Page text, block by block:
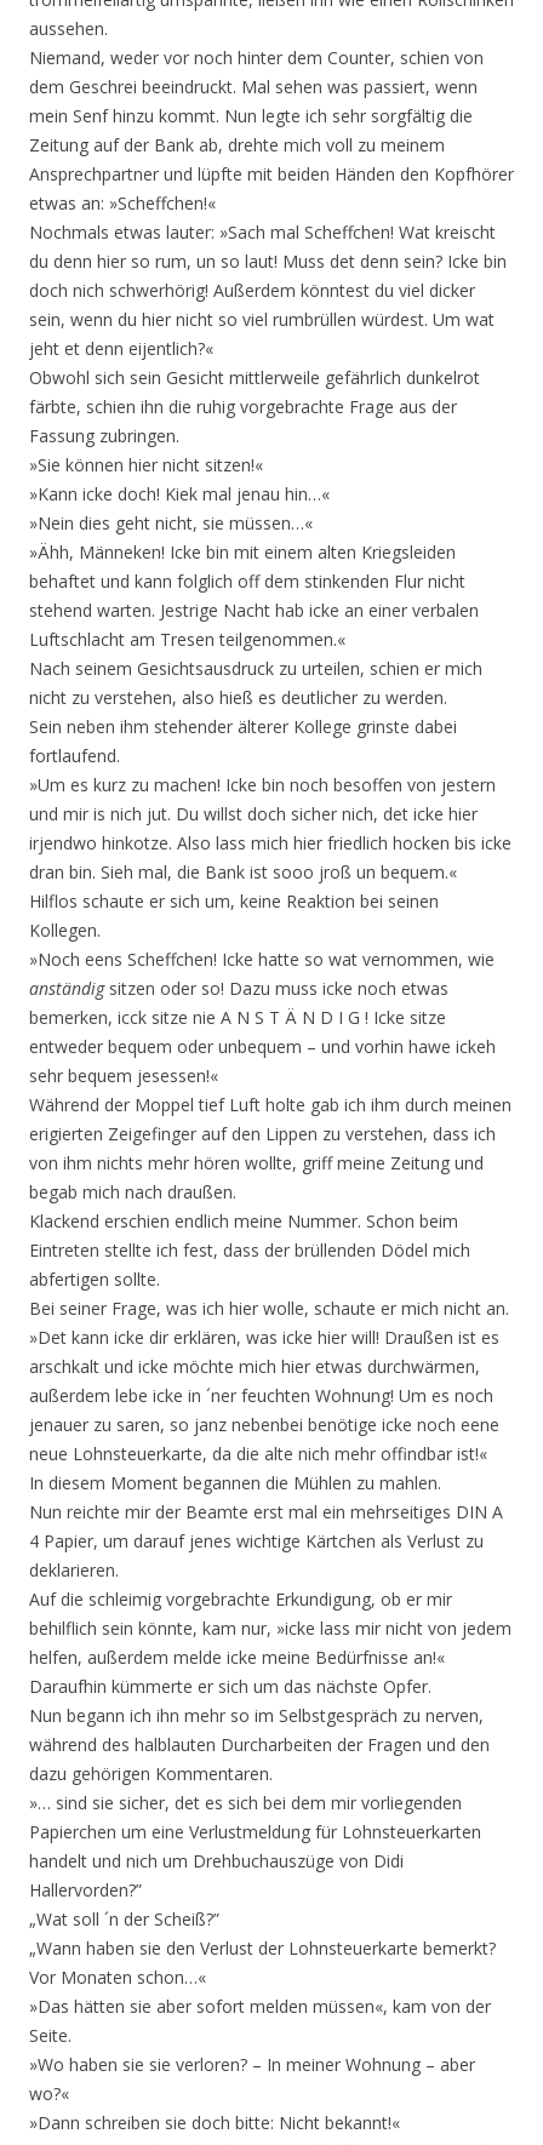
aussehen.
Niemand, weder vor noch hinter dem Counter, schien von
dem Geschrei beeindruckt. Mal sehen was passiert, wenn
mein Senf hinzu kommt. Nun legte ich sehr sorgfältig die
Zeitung auf der Bank ab, drehte mich voll zu meinem
Ansprechpartner und lüpfte mit beiden Händen den Kopfhörer
etwas an: »Scheffchen!«
Nochmals etwas lauter: »Sach mal Scheffchen! Wat kreischt
du denn hier so rum, un so laut! Muss det denn sein? Icke bin
doch nich schwerhörig! Außerdem könntest du viel dicker
sein, wenn du hier nicht so viel rumbrüllen würdest. Um wat
jeht et denn eijentlich?«
Obwohl sich sein Gesicht mittlerweile gefährlich dunkelrot
färbte, schien ihn die ruhig vorgebrachte Frage aus der
Fassung zubringen.
»Sie können hier nicht sitzen!«
»Kann icke doch! Kiek mal jenau hin…«
»Nein dies geht nicht, sie müssen…«
»Ähh, Männeken! Icke bin mit einem alten Kriegsleiden
behaftet und kann folglich off dem stinkenden Flur nicht
stehend warten. Jestrige Nacht hab icke an einer verbalen
Luftschlacht am Tresen teilgenommen.«
Nach seinem Gesichtsausdruck zu urteilen, schien er mich
nicht zu verstehen, also hieß es deutlicher zu werden.
Sein neben ihm stehender älterer Kollege grinste dabei
fortlaufend.
»Um es kurz zu machen! Icke bin noch besoffen von jestern
und mir is nich jut. Du willst doch sicher nich, det icke hier
irjendwo hinkotze. Also lass mich hier friedlich hocken bis icke
dran bin. Sieh mal, die Bank ist sooo jroß un bequem.«
Hilflos schaute er sich um, keine Reaktion bei seinen
Kollegen.
»Noch eens Scheffchen! Icke hatte so wat vernommen, wie
anständigsitzen oder so! Dazu muss icke noch etwas
bemerken, icck sitze nie A N S T Ä N D I G ! Icke sitze
entweder bequem oder unbequem – und vorhin hawe ickeh
sehr bequem jesessen!«
Während der Moppel tief Luft holte gab ich ihm durch meinen
erigierten Zeigefinger auf den Lippen zu verstehen, dass ich
von ihm nichts mehr hören wollte, griff meine Zeitung und
begab mich nach draußen.
Klackend erschien endlich meine Nummer. Schon beim
Eintreten stellte ich fest, dass der brüllenden Dödel mich
abfertigen sollte.
Bei seiner Frage, was ich hier wolle, schaute er mich nicht an.
»Det kann icke dir erklären, was icke hier will! Draußen ist es
arschkalt und icke möchte mich hier etwas durchwärmen,
außerdem lebe icke in ´ner feuchten Wohnung! Um es noch
jenauer zu saren, so janz nebenbei benötige icke noch eene
neue Lohnsteuerkarte, da die alte nich mehr offindbar ist!«
In diesem Moment begannen die Mühlen zu mahlen.
Nun reichte mir der Beamte erst mal ein mehrseitiges DIN A
4 Papier, um darauf jenes wichtige Kärtchen als Verlust zu
deklarieren.
Auf die schleimig vorgebrachte Erkundigung, ob er mir
behilflich sein könnte, kam nur, »icke lass mir nicht von jedem
helfen, außerdem melde icke meine Bedürfnisse an!«
Daraufhin kümmerte er sich um das nächste Opfer.
Nun begann ich ihn mehr so im Selbstgespräch zu nerven,
während des halblauten Durcharbeiten der Fragen und den
dazu gehörigen Kommentaren.
»… sind sie sicher, det es sich bei dem mir vorliegenden
Papierchen um eine Verlustmeldung für Lohnsteuerkarten
handelt und nich um Drehbuchauszüge von Didi
Hallervorden?”
„Wat soll ´n der Scheiß?”
„Wann haben sie den Verlust der Lohnsteuerkarte bemerkt?
Vor Monaten schon…«
»Das hätten sie aber sofort melden müssen«, kam von der
Seite.
»Wo haben sie sie verloren? – In meiner Wohnung – aber
wo?«
»Dann schreiben sie doch bitte: Nicht bekannt!«